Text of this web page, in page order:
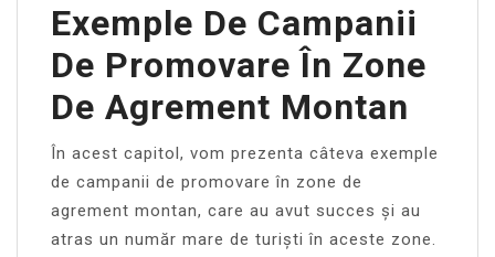
Exemple De Campanii
De Promovare În Zone
De Agrement Montan
În acest capitol, vom prezenta câteva exemple
de campanii de promovare în zone de
agrement montan, care au avut succes și au
atras un număr mare de turiști în aceste zone.